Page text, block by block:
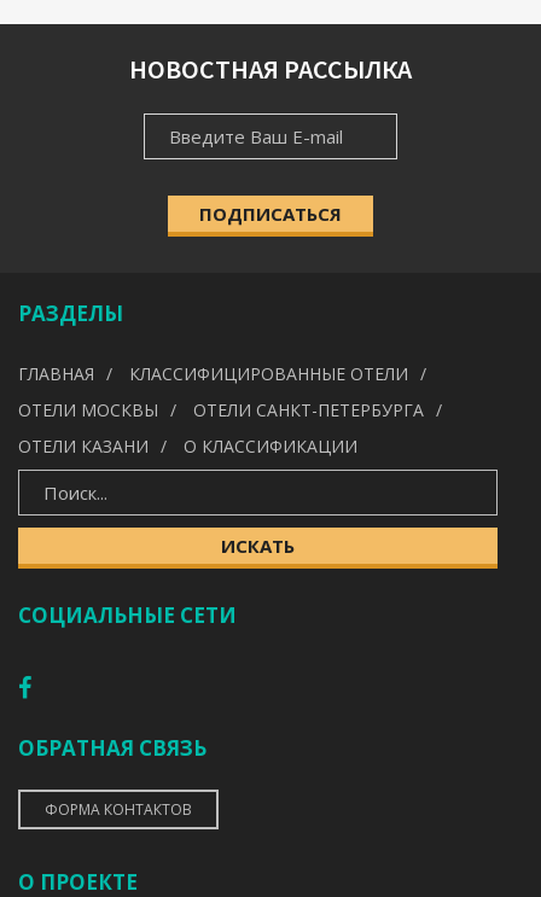
НАСЕЛЁННЫЙ ПУНКТ
ИСКАТЬ
НОВОСТНАЯ РАССЫЛКА
ПОДПИСАТЬСЯ
РАЗДЕЛЫ
ГЛАВНАЯ
КЛАССИФИЦИРОВАННЫЕ ОТЕЛИ
ОТЕЛИ МОСКВЫ
ОТЕЛИ САНКТ-ПЕТЕРБУРГА
ОТЕЛИ КАЗАНИ
О КЛАССИФИКАЦИИ
ИСКАТЬ
СОЦИАЛЬНЫЕ СЕТИ
ОБРАТНАЯ СВЯЗЬ
ФОРМА КОНТАКТОВ
О ПРОЕКТЕ